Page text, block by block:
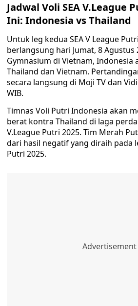
Jadwal Voli SEA V.League
Ini: Indonesia vs Thailand
Untuk leg kedua SEA V League
berlangsung hari Jumat, 8 Agustus
Gymnasium di Vietnam, Indonesia
Thailand dan Vietnam.
secara langsung di Moji TV dan
WIB.
Timnas Voli Putri Indonesia akan
berat kontra Thailand di laga
V.League Putri 2025. Tim Merah
dari hasil negatif yang diraih pada
Putri 2025.